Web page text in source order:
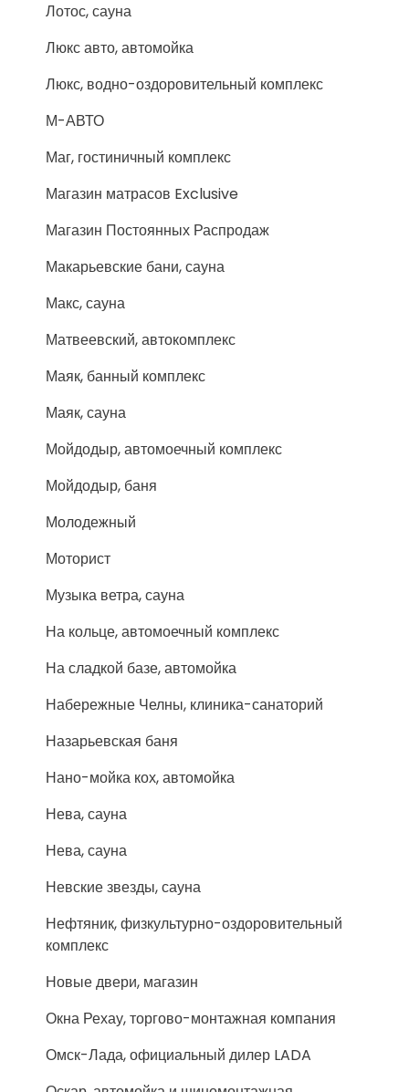
Лотос, сауна
Люкс авто, автомойка
Люкс, водно-оздоровительный комплекс
М-АВТО
Маг, гостиничный комплекс
Магазин матрасов Exclusive
Магазин Постоянных Распродаж
Макарьевские бани, сауна
Макс, сауна
Матвеевский, автокомплекс
Маяк, банный комплекс
Маяк, сауна
Мойдодыр, автомоечный комплекс
Мойдодыр, баня
Молодежный
Моторист
Музыка ветра, сауна
На кольце, автомоечный комплекс
На сладкой базе, автомойка
Набережные Челны, клиника-санаторий
Назарьевская баня
Нано-мойка кох, автомойка
Нева, сауна
Нева, сауна
Невские звезды, сауна
Нефтяник, физкультурно-оздоровительный
комплекс
Новые двери, магазин
Окна Рехау, торгово-монтажная компания
Омск-Лада, официальный дилер LADA